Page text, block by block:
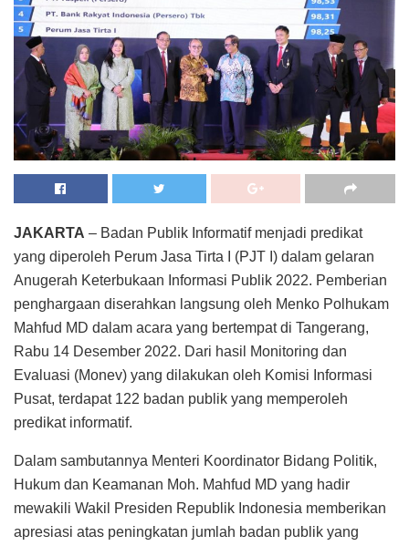
JAKARTA – Badan Publik Informatif menjadi predikat
yang diperoleh Perum Jasa Tirta I (PJT I) dalam gelaran
Anugerah Keterbukaan Informasi Publik 2022. Pemberian
penghargaan diserahkan langsung oleh Menko Polhukam
Mahfud MD dalam acara yang bertempat di Tangerang,
Rabu 14 Desember 2022. Dari hasil Monitoring dan
Evaluasi (Monev) yang dilakukan oleh Komisi Informasi
Pusat, terdapat 122 badan publik yang memperoleh
predikat informatif.
Dalam sambutannya Menteri Koordinator Bidang Politik,
Hukum dan Keamanan Moh. Mahfud MD yang hadir
mewakili Wakil Presiden Republik Indonesia memberikan
apresiasi atas peningkatan jumlah badan publik yang